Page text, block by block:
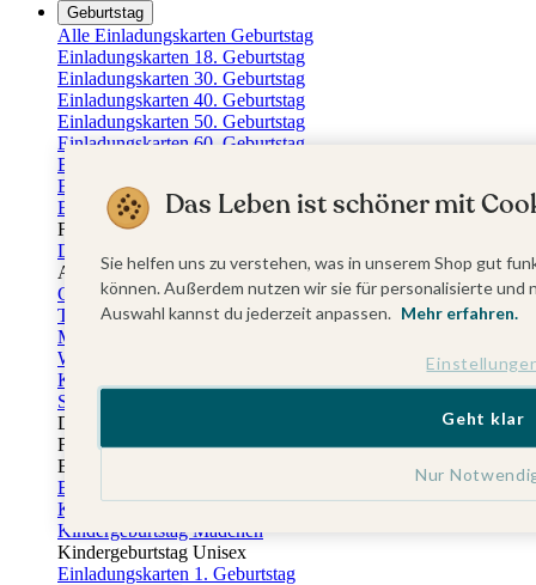
Geburtstag
Alle Einladungskarten Geburtstag
Einladungskarten 18. Geburtstag
Einladungskarten 30. Geburtstag
Einladungskarten 40. Geburtstag
Einladungskarten 50. Geburtstag
Einladungskarten 60. Geburtstag
Einladungskarten 70. Geburtstag
Einladungskarten 80. Geburtstag
Einladungskarten 90. Geburtstag
Für jedes Alter
Doppelgeburtstag Einladungen
Alle Geburtstagsextras
Gästebücher Geburtstag
Tischkarten Geburtstag
Menükarten Geburtstag
Weinetiketten Geburtstag
Kartenbox Geburtstag
Save the Date Karten
Dankeskarten Geburtstag
Fotobuch Geburtstag
Eventplattform
Einladungskarten Kindergeburtstag
Kindergeburtstag Jungen
Kindergeburtstag Mädchen
Kindergeburtstag Unisex
Einladungskarten 1. Geburtstag
Das Leben ist schöner mit
Sie helfen uns zu verstehen, was in unserem Shop gut
können. Außerdem nutzen wir sie für personalisierte
Auswahl kannst du jederzeit anpassen. Mehr erfahren.
Nur
Geht klar